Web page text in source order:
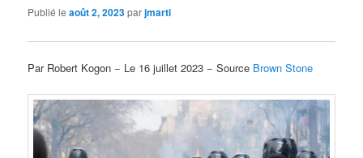
Publié leaoût 2, 2023parjmarti
Par Robert Kogon − Le 16 juillet 2023 − Source Brown Stone